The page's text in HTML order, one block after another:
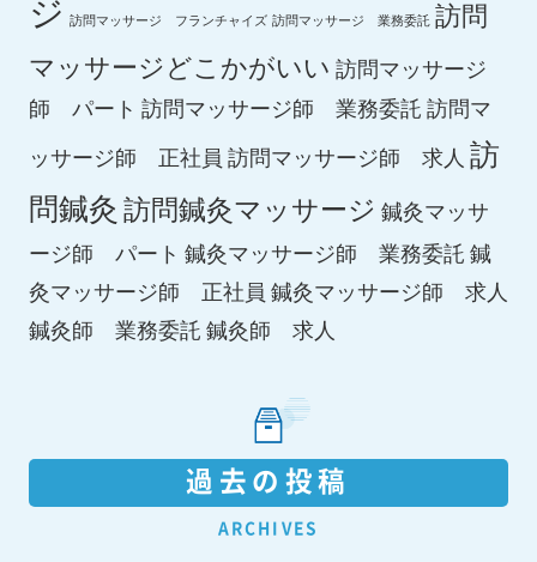
訪問マッサージ フランチャイズ 訪問マッサージ 業務委託 訪問
マッサージどこかがいい 訪問マッサージ
師 パート 訪問マッサージ師 業務委託 訪問マ
ッサージ師 正社員 訪問マッサージ師 求人 訪
問鍼灸 訪問鍼灸マッサージ 鍼灸マッサ
ージ師 パート 鍼灸マッサージ師 業務委託 鍼
灸マッサージ師 正社員 鍼灸マッサージ師 求人
鍼灸師 業務委託 鍼灸師 求人
過去の投稿
ARCHIVES